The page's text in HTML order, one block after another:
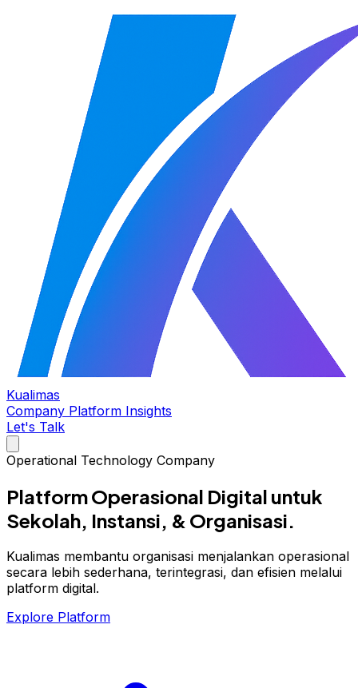
Kualimas
Company Platform Insights
Let's Talk
Operational Technology Company
PlatformOperasional Digital untuk
Sekolah, Instansi, & Organisasi.
Kualimas membantu organisasi menjalankan operasional
secara lebih sederhana, terintegrasi, dan efisien melalui
platform digital.
Explore Platform